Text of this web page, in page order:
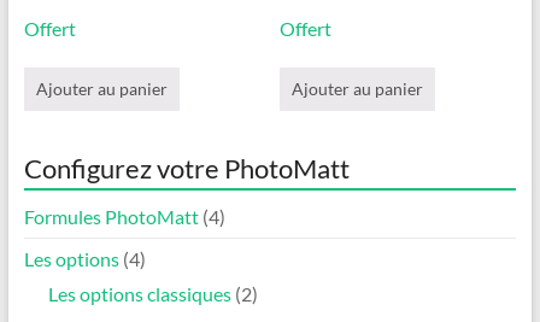
Offert
Ajouter au panier
Offert
Ajouter au panier
Configurez votre PhotoMatt
Formules PhotoMatt (4)
Les options (4)
Les options classiques (2)